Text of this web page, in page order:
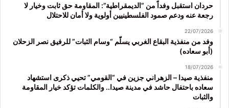
حردان استقبل وفداً من “الديمقراطية”: المقاومة حق ثابت وخيار لا
رجعة عنه ودعم صمود الفلسطينيين أولوية ولا أمان للاحتلال
22/07/2026
وفد من منفذية البقاع الغربي يسلّم “وسام الثبات” للرفيق نصر الزحلان
(أبو سعاده)
18/07/2026
منفذية صيدا – الزهراني جزين في “القومي” تحيي ذكرى استشهاد
سعاده باحتفال حاشد في مدينة صيدا.. والكلمات تؤكد خيار المقاومة
والثبات